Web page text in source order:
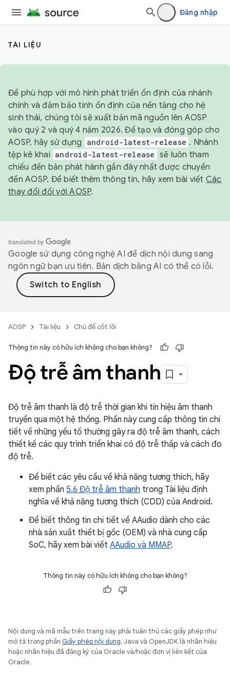
Đăng nhập
TÀI LIỆU
Để phù hợp với mô hình phát triển ổn định của nhánh
chính và đảm bảo tính ổn định của nền tảng cho hệ
sinh thái, chúng tôi sẽ xuất bản mã nguồn lên AOSP
vào quý 2 và quý 4 năm 2026. Để tạo và đóng góp cho
AOSP, hãy sử dụng
android-latest-release . Nhánh
tệp kê khai android-latest-release sẽ luôn tham
chiếu đến bản phát hành gần đây nhất được chuyển
đến AOSP. Để biết thêm thông tin, hãy xem bài viết Các
thay đổi đối với AOSP.
Google sử dụng công nghệ AI để dịch nội dung sang
ngôn ngữ bạn ưu tiên. Bản dịch bằng AI có thể có lỗi.
AOSP Tài liệu Chủ đề cốt lõi
Thông tin này có hữu ích không cho bạn không?
Độ trễ âm thanh
Độ trễ âm thanh là độ trễ thời gian khi tín hiệu âm thanh
truyền qua một hệ thống. Phần này cung cấp thông tin chi
tiết về những yếu tố thường gây ra độ trễ âm thanh, cách
thiết kế các quy trình triển khai có độ trễ thấp và cách đo
độ trễ.
Để biết các yêu cầu về khả năng tương thích, hãy
xem phần 5.6 Độ trễ âm thanh trong Tài liệu định
nghĩa về khả năng tương thích (CDD) của Android.
Để biết thông tin chi tiết về AAudio dành cho các
nhà sản xuất thiết bị gốc (OEM) và nhà cung cấp
SoC, hãy xem bài viết AAudio và MMAP.
Thông tin này có hữu ích không cho bạn không?
Nội dung và mã mẫu trên trang này phải tuân thủ các giấy phép như
mô tả trong phần Giấy phép nội dung. Java và OpenJDK là nhãn hiệu
hoặc nhãn hiệu đã đăng ký của Oracle và/hoặc đơn vị liên kết của
Oracle.